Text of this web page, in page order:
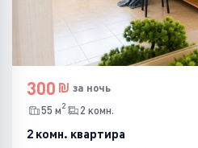
300
за ночь
55 м2 2 комн.
2 комн. квартира